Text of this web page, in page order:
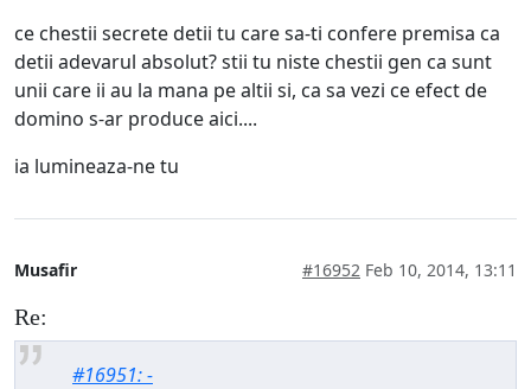
ce chestii secrete detii tu care sa-ti confere premisa ca
detii adevarul absolut? stii tu niste chestii gen ca sunt
unii care ii au la mana pe altii si, ca sa vezi ce efect de
domino s-ar produce aici....
ia lumineaza-ne tu
Musafir #16952 Feb 10, 2014, 13:11
Re:
#16951: -